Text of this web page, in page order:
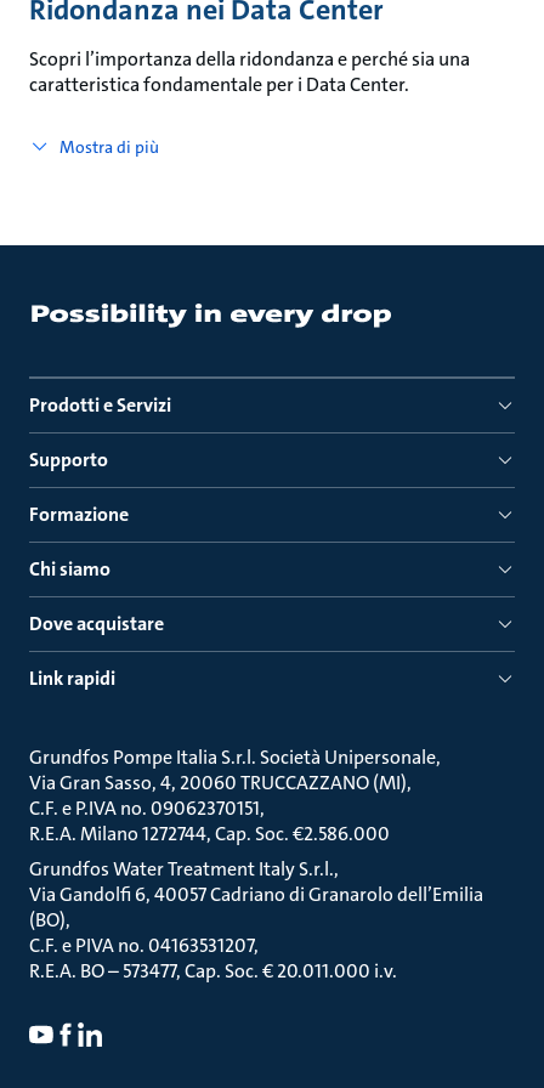
Ridondanza nei Data Center
Scopri l’importanza della ridondanza e perché sia una
caratteristica fondamentale per i Data Center.
Mostra di più
Prodotti e Servizi
Supporto
Formazione
Chi siamo
Dove acquistare
Link rapidi
Grundfos Pompe Italia S.r.l. Società Unipersonale
Via Gran Sasso, 4, 20060 TRUCCAZZANO (MI)
C.F. e P.IVA no. 09062370151
R.E.A. Milano 1272744, Cap. Soc. €2.586.000
Grundfos Water Treatment Italy S.r.l.
Via Gandolfi 6, 40057 Cadriano di Granarolo dell’Emilia
(BO)
C.F. e PIVA no. 04163531207
R.E.A. BO – 573477, Cap. Soc. € 20.011.000 i.v.